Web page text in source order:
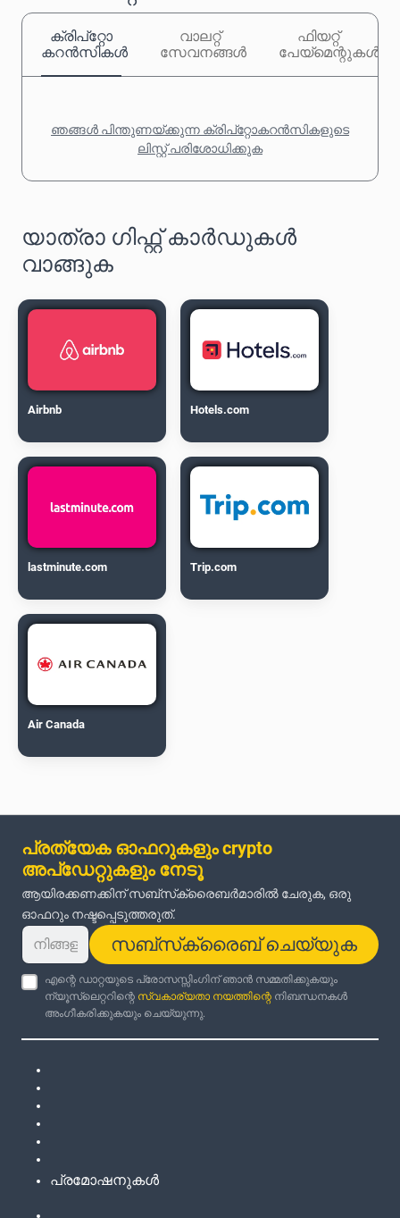
ക്രിപ്‌റ്റോ
കറൻസികൾ
വാലറ്റ്
സേവനങ്ങൾ
ഫിയറ്റ്
പേയ്‌മെന്റുകൾ
ഞങ്ങൾ പിന്തുണയ്ക്കുന്ന ക്രിപ്‌റ്റോകറൻസികളുടെ
ലിസ്റ്റ് പരിശോധിക്കുക
യാത്രാ ഗിഫ്റ്റ് കാർഡുകൾ
വാങ്ങുക
Airbnb Hotels.com
lastminute.com Trip.com
Air Canada
പ്രത്യേക ഓഫറുകളും crypto
അപ്‌ഡേറ്റുകളും നേടൂ
ആയിരക്കണക്കിന് സബ്‌സ്‌ക്രൈബർമാരിൽ ചേരുക, ഒരു
ഓഫറും നഷ്ടപ്പെടുത്തരുത്.
സബ്‌സ്‌ക്രൈബ് ചെയ്യുക
എന്റെ ഡാറ്റയുടെ പ്രോസസ്സിംഗിന് ഞാൻ സമ്മതിക്കുകയും
ന്യൂസ്‌ലെറ്ററിന്റെ സ്വകാര്യതാ നയത്തിന്റെ നിബന്ധനകൾ
അംഗീകരിക്കുകയും ചെയ്യുന്നു.
പ്രമോഷനുകൾ